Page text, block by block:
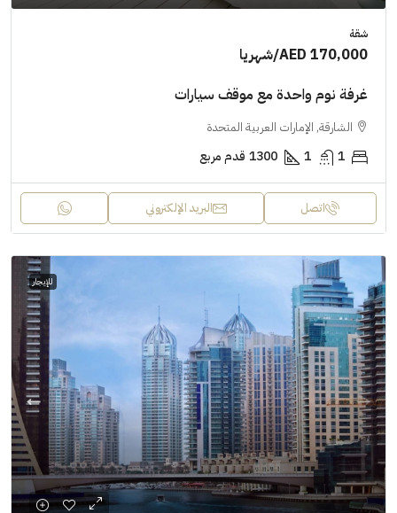
شقة
AED 170,000/شهريا
غرفة نوم واحدة مع موقف سيارات
الشارقة, الإمارات العربية المتحدة
1
1
1300 قدم مربع
اتصل البريد الإلكتروني
للإيجار